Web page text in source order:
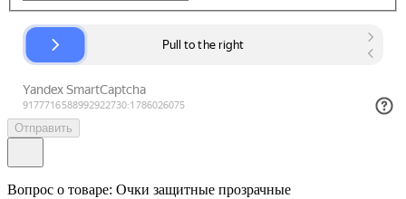
Отправить
Вопрос о товаре: Очки защитные прозрачные